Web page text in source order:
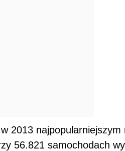
2013 najpopularniejszym
56.821 samochodach